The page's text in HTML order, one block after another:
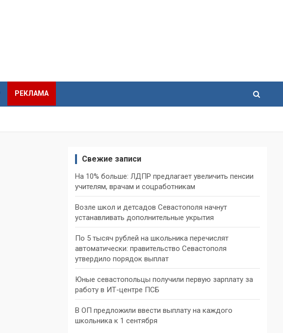
РЕКЛАМА
Свежие записи
На 10% больше: ЛДПР предлагает увеличить пенсии
учителям, врачам и соцработникам
Возле школ и детсадов Севастополя начнут
устанавливать дополнительные укрытия
По 5 тысяч рублей на школьника перечислят
автоматически: правительство Севастополя
утвердило порядок выплат
Юные севастопольцы получили первую зарплату за
работу в ИТ-центре ПСБ
В ОП предложили ввести выплату на каждого
школьника к 1 сентября